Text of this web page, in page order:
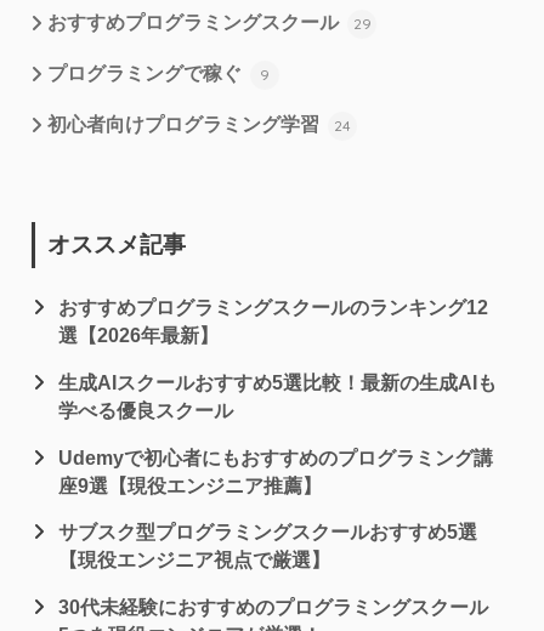
おすすめプログラミングスクール 29
プログラミングで稼ぐ 9
初心者向けプログラミング学習 24
オススメ記事
おすすめプログラミングスクールのランキング12
選【2026年最新】
生成AIスクールおすすめ5選比較！最新の生成AIも
学べる優良スクール
Udemyで初心者にもおすすめのプログラミング講
座9選【現役エンジニア推薦】
サブスク型プログラミングスクールおすすめ5選
【現役エンジニア視点で厳選】
30代未経験におすすめのプログラミングスクール